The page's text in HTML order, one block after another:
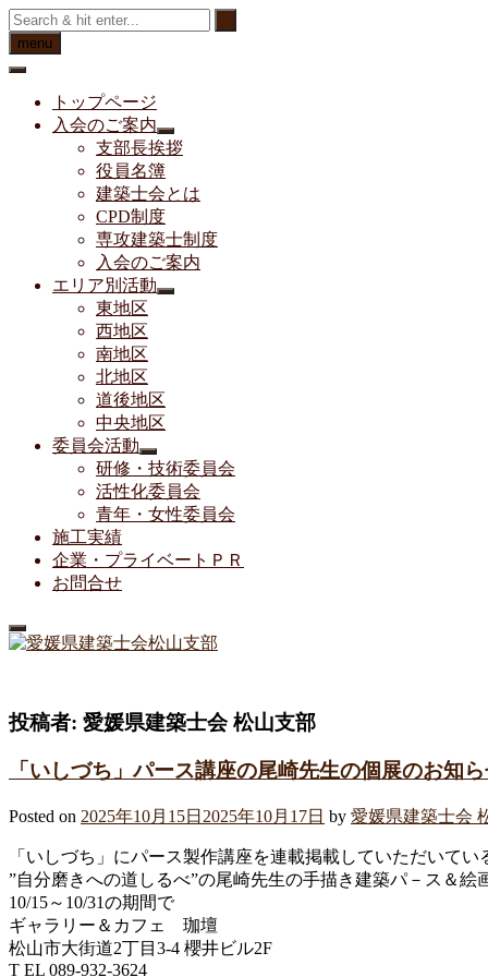
Skip
to
content
menu
トップページ
入会のご案内
支部長挨拶
役員名簿
建築士会とは
CPD制度
専攻建築士制度
入会のご案内
エリア別活動
東地区
西地区
南地区
北地区
道後地区
中央地区
委員会活動
研修・技術委員会
活性化委員会
青年・女性委員会
施工実績
企業・プライベートＰＲ
お問合せ
投稿者: 愛媛県建築士会 松山支部
「いしづち」パース講座の尾崎先生の個展のお知
Posted on 2025年10月15日 2025年10月17日 by 愛媛県建築士会
「いしづち」にパース製作講座を連載掲載していただいてい
”自分磨きへの道しるべ”の尾崎先生の手描き建築パ－ス＆絵
10/15～10/31の期間で
ギャラリー＆カフェ 珈壇
松山市大街道2丁目3-4 櫻井ビル2F
T EL 089-932-3624